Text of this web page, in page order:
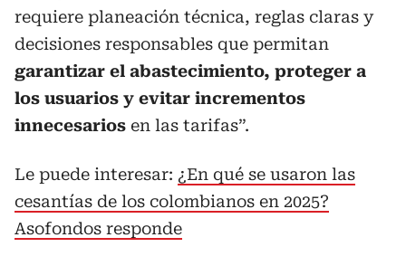
requiere planeación técnica, reglas claras y
decisiones responsables que permitan
garantizar el abastecimiento, proteger a
los usuarios y evitar incrementos
innecesarios en las tarifas”.
Le puede interesar: ¿En qué se usaron las
cesantías de los colombianos en 2025?
Asofondos responde